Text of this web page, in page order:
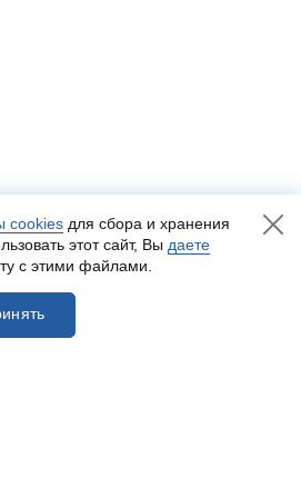
cookies для сбора и хранения
этот сайт, Вы даете
с этими файлами.